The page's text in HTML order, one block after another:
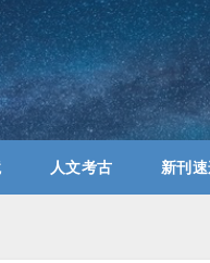
人文考古 新刊速